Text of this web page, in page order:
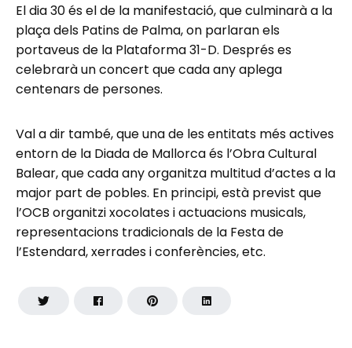
El dia 30 és el de la manifestació, que culminarà a la
plaça dels Patins de Palma, on parlaran els
portaveus de la Plataforma 31-D. Després es
celebrarà un concert que cada any aplega
centenars de persones.
Val a dir també, que una de les entitats més actives
entorn de la Diada de Mallorca és l’Obra Cultural
Balear, que cada any organitza multitud d’actes a la
major part de pobles. En principi, està previst que
l’OCB organitzi xocolates i actuacions musicals,
representacions tradicionals de la Festa de
l’Estendard, xerrades i conferències, etc.